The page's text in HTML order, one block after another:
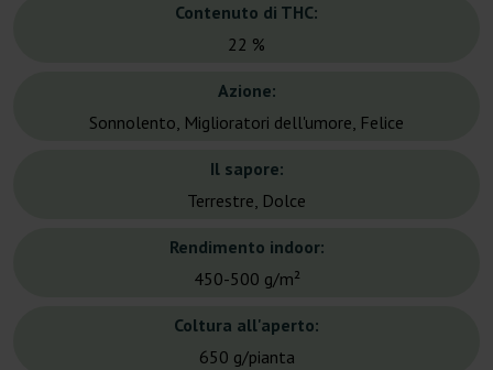
Contenuto di THC:
22 %
Azione:
Sonnolento, Miglioratori dell'umore, Felice
Il sapore:
Terrestre, Dolce
Rendimento indoor:
450-500 g/m²
Coltura all'aperto:
650 g/pianta